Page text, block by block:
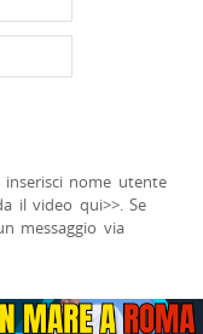
nome utente
il video qui>>. Se
messaggio via